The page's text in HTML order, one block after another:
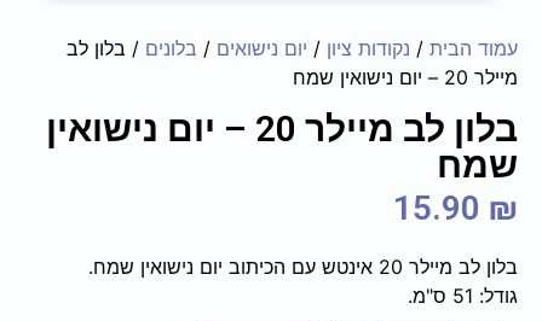
עמוד הבית / נקודות ציון / יום נישואים / בלונים / בלון לב
מיילר 20 – יום נישואין שמח
בלון לב מיילר 20 – יום נישואין
שמח
15.90 ₪
בלון לב מיילר 20 אינטש עם הכיתוב יום נישואין שמח.
גודל: 51 ס"מ.